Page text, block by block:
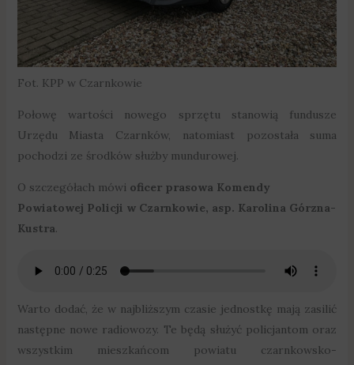
Fot. KPP w Czarnkowie
Połowę wartości nowego sprzętu stanowią fundusze
Urzędu Miasta Czarnków, natomiast pozostała suma
pochodzi ze środków służby mundurowej.
O szczegółach mówi oficer prasowa Komendy
Powiatowej Policji w Czarnkowie, asp. Karolina Górzna-
Kustra.
Warto dodać, że w najbliższym czasie jednostkę mają zasilić
następne nowe radiowozy. Te będą służyć policjantom oraz
wszystkim mieszkańcom powiatu czarnkowsko-